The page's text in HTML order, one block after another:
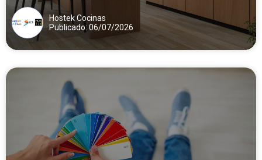
Hostek Cocinas
Publicado: 06/07/2026